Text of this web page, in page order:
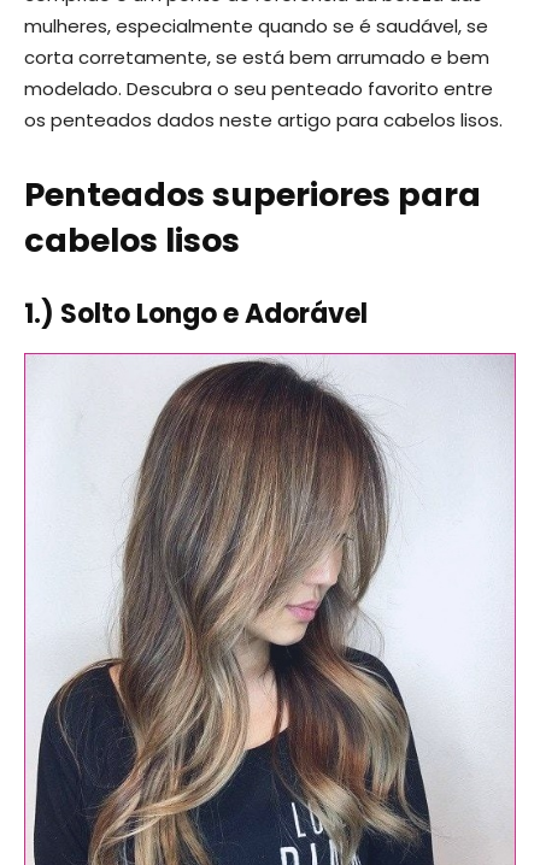
mulheres, especialmente quando se é saudável, se
corta corretamente, se está bem arrumado e bem
modelado. Descubra o seu penteado favorito entre
os penteados dados neste artigo para cabelos lisos.
Penteados superiores para
cabelos lisos
1.) Solto Longo e Adorável